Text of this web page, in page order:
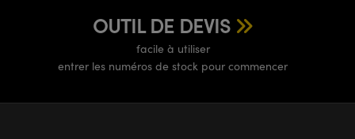
OUTIL DE DEVIS
facile à utiliser
entrer les numéros de stock pour commencer